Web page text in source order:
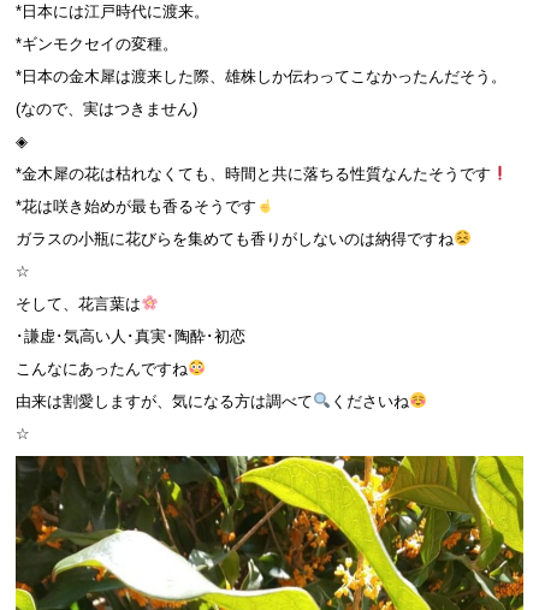
*日本には江戸時代に渡来。
*ギンモクセイの変種。
*日本の金木犀は渡来した際、雄株しか伝わってこなかったんだそう。
(なので、実はつきません)
◈
*金木犀の花は枯れなくても、時間と共に落ちる性質なんたそうです
*花は咲き始めが最も香るそうです
ガラスの小瓶に花びらを集めても香りがしないのは納得ですね
☆
そして、花言葉は
･謙虚･気高い人･真実･陶酔･初恋
こんなにあったんですね
由来は割愛しますが、気になる方は調べて
くださいね
☆